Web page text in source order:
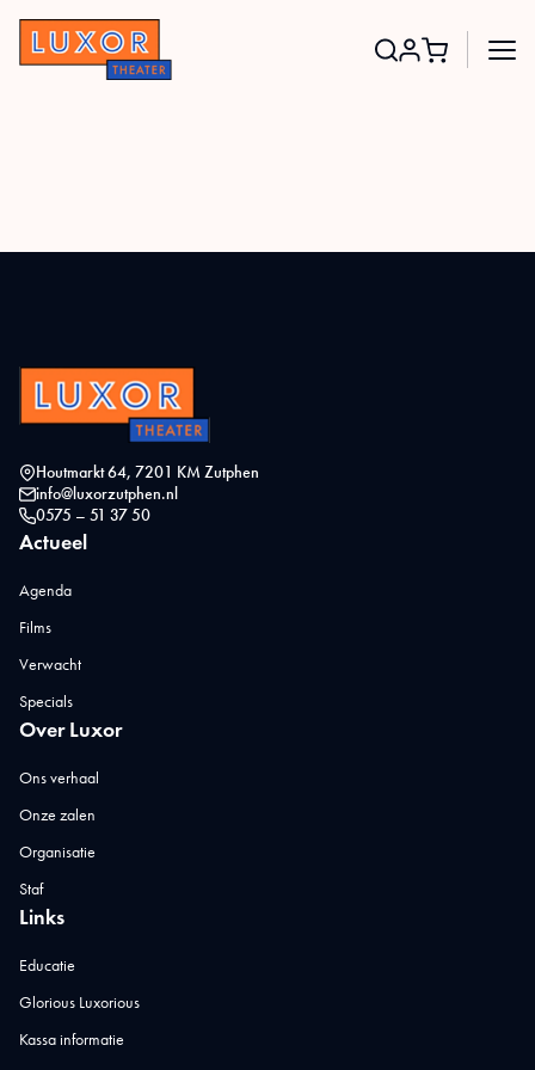
Houtmarkt 64, 7201 KM Zutphen
info@luxorzutphen.nl
0575 – 51 37 50
Actueel
Agenda
Films
Verwacht
Specials
Over Luxor
Ons verhaal
Onze zalen
Organisatie
Staf
Links
Educatie
Glorious Luxorious
Kassa informatie